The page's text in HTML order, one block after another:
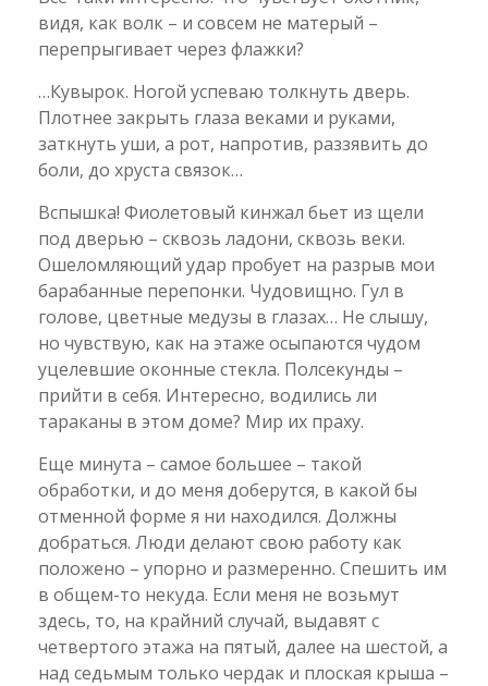
видя, как волк – и совсем не матерый –
перепрыгивает через флажки?
…Кувырок. Ногой успеваю толкнуть дверь.
Плотнее закрыть глаза веками и руками,
заткнуть уши, а рот, напротив, раззявить до
боли, до хруста связок…
Вспышка! Фиолетовый кинжал бьет из щели
под дверью – сквозь ладони, сквозь веки.
Ошеломляющий удар пробует на разрыв мои
барабанные перепонки. Чудовищно. Гул в
голове, цветные медузы в глазах… Не слышу,
но чувствую, как на этаже осыпаются чудом
уцелевшие оконные стекла. Полсекунды –
прийти в себя. Интересно, водились ли
тараканы в этом доме? Мир их праху.
Еще минута – самое большее – такой
обработки, и до меня доберутся, в какой бы
отменной форме я ни находился. Должны
добраться. Люди делают свою работу как
положено – упорно и размеренно. Спешить им
в общем-то некуда. Если меня не возьмут
здесь, то, на крайний случай, выдавят с
четвертого этажа на пятый, далее на шестой, а
над седьмым только чердак и плоская крыша –